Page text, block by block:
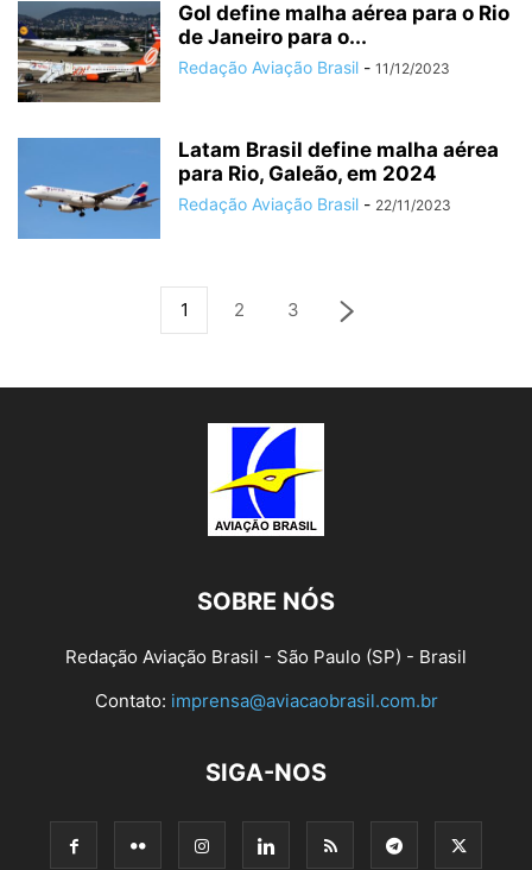
Gol define malha aérea para o Rio
de Janeiro para o...
Redação Aviação Brasil - 11/12/2023
Latam Brasil define malha aérea
para Rio, Galeão, em 2024
Redação Aviação Brasil - 22/11/2023
1 2 3
SOBRE NÓS
Redação Aviação Brasil - São Paulo (SP) - Brasil
Contato: imprensa@aviacaobrasil.com.br
SIGA-NOS